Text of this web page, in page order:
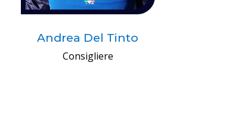
Andrea Del Tinto
Consigliere